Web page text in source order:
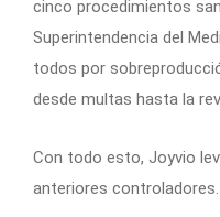
cinco procedimientos
Superintendencia del
todos por
desde multas hasta la
Con todo esto, Joyvio
anteriores controladores.